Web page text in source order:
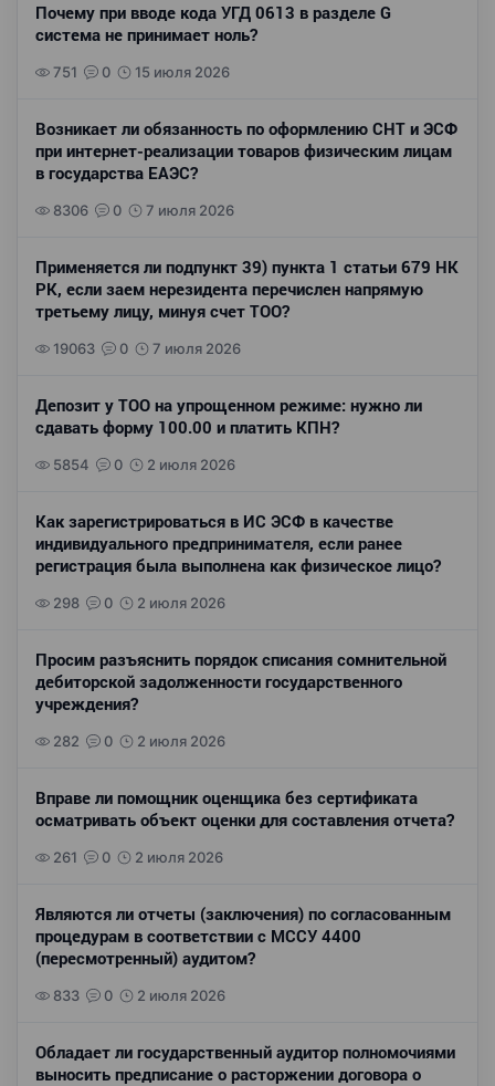
Почему при вводе кода УГД 0613 в разделе G
система не принимает ноль?
751 0 15 июля 2026
Возникает ли обязанность по оформлению СНТ и ЭСФ
при интернет-реализации товаров физическим лицам
в государства ЕАЭС?
8306 0 7 июля 2026
Применяется ли подпункт 39) пункта 1 статьи 679 НК
РК, если заем нерезидента перечислен напрямую
третьему лицу, минуя счет ТОО?
19063 0 7 июля 2026
Депозит у ТОО на упрощенном режиме: нужно ли
сдавать форму 100.00 и платить КПН?
5854 0 2 июля 2026
Как зарегистрироваться в ИС ЭСФ в качестве
индивидуального предпринимателя, если ранее
регистрация была выполнена как физическое лицо?
298 0 2 июля 2026
Просим разъяснить порядок списания сомнительной
дебиторской задолженности государственного
учреждения?
282 0 2 июля 2026
Вправе ли помощник оценщика без сертификата
осматривать объект оценки для составления отчета?
261 0 2 июля 2026
Являются ли отчеты (заключения) по согласованным
процедурам в соответствии с МССУ 4400
(пересмотренный) аудитом?
833 0 2 июля 2026
Обладает ли государственный аудитор полномочиями
выносить предписание о расторжении договора о